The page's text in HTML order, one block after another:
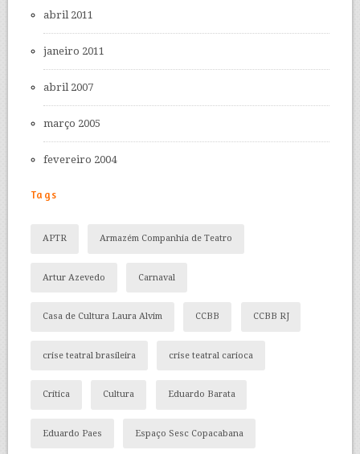
abril 2011
janeiro 2011
abril 2007
março 2005
fevereiro 2004
Tags
APTR Armazém Companhia de Teatro
Artur Azevedo Carnaval
Casa de Cultura Laura Alvim CCBB CCBB RJ
crise teatral brasileira crise teatral carioca
Crítica Cultura Eduardo Barata
Eduardo Paes Espaço Sesc Copacabana